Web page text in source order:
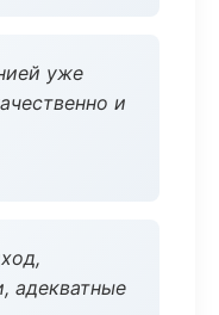
уже
и
адекватные